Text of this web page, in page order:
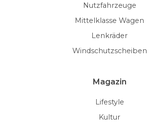
Nutzfahrzeuge
Mittelklasse Wagen
Lenkräder
Windschutzscheiben
Magazin
Lifestyle
Kultur